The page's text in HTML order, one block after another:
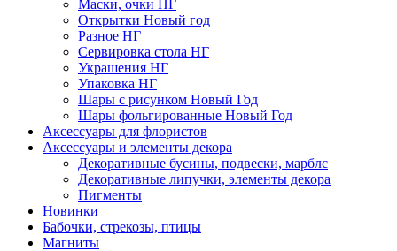
Маски, очки НГ
Открытки Новый год
Разное НГ
Сервировка стола НГ
Украшения НГ
Упаковка НГ
Шары с рисунком Новый Год
Шары фольгированные Новый Год
Аксессуары для флористов
Аксессуары и элементы декора
Декоративные бусины, подвески, марблс
Декоративные липучки, элементы декора
Пигменты
Новинки
Бабочки, стрекозы, птицы
Магниты